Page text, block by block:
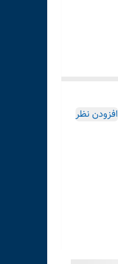
افزودن نظر